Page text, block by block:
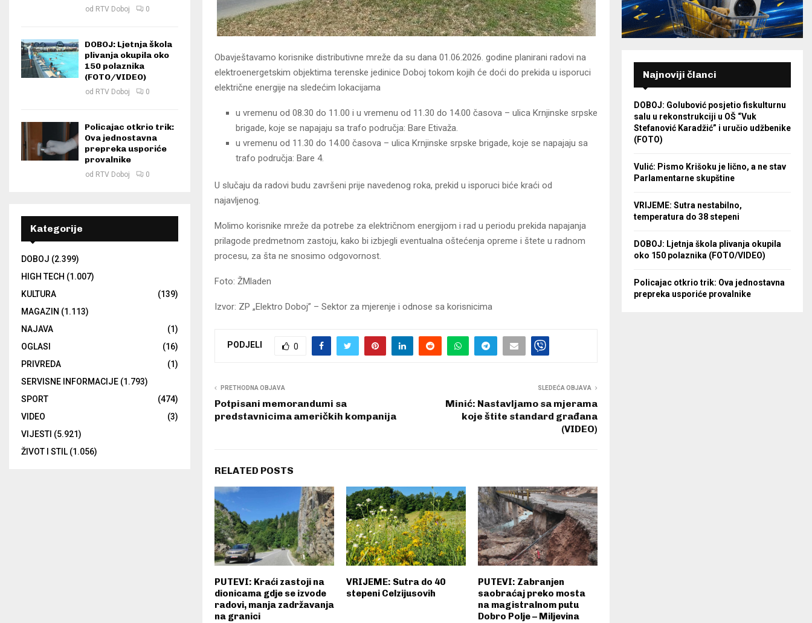
Obavještavamo korisnike distributivne mreže da su dana 01.06.2026. godine planirani radovi na
elektroenergetskim objektima terenske jedinice Doboj tokom kojih će doći do prekida u isporuci
električne energije na sledećim lokacijama
u vremenu od 08.30 do 11.00 i u vremenu od 11.30 do 14.00 časova – ulica Krnjinske srpske
brigade, koje se napajaju sa trafo područja: Bare Etivaža.
u vremenu od 11.30 do 14.00 časova – ulica Krnjinske srpske brigade, koje se napajaju sa
trafo područja: Bare 4.
U slučaju da radovi budu završeni prije navedenog roka, prekid u isporuci biće kraći od
najavljenog.
Molimo korisnike mreže da potrebe za električnom energijom i rad u periodu prekida napajanja
prilagode predmetnom zastoju, kako bi izbjegli eventualna oštećenja opreme i štete u radnom
procesu, za šta ne snosimo odgovornost.
Foto: ŽMladen
Izvor: ZP „Elektro Doboj” – Sektor za mjerenje i odnose sa korisnicima
PODJELI 0
PRETHODNA OBJAVA
Potpisani memorandumi sa
predstavnicima američkih kompanija
SLEDEĆA OBJAVA
Minić: Nastavljamo sa mjerama
koje štite standard građana
(VIDEO)
RELATED POSTS
PUTEVI: Kraći zastoji na
dionicama gdje se izvode
radovi, manja zadržavanja
na granici
VRIJEME: Sutra do 40
stepeni Celzijusovih
PUTEVI: Zabranjen
saobraćaj preko mosta
na magistralnom putu
Dobro Polje – Miljevina
od RTV Doboj 0
DOBOJ: Ljetnja škola
plivanja okupila oko
150 polaznika
(FOTO/VIDEO)
od RTV Doboj 0
Policajac otkrio trik:
Ova jednostavna
prepreka usporiće
provalnike
od RTV Doboj 0
Kategorije
DOBOJ (2.399)
HIGH TECH (1.007)
KULTURA
(139)
MAGAZIN (1.113)
NAJAVA
(1)
OGLASI
(16)
PRIVREDA
(1)
SERVISNE INFORMACIJE (1.793)
SPORT
(474)
VIDEO
(3)
VIJESTI (5.921)
ŽIVOT I STIL(1.056)
Najnoviji članci
DOBOJ: Golubović posjetio fiskulturnu
salu u rekonstrukciji u OŠ “Vuk
Stefanović Karadžić” i uručio udžbenike
(FOTO)
Vulić: Pismo Krišoku je lično, a ne stav
Parlamentarne skupštine
VRIJEME: Sutra nestabilno,
temperatura do 38 stepeni
DOBOJ: Ljetnja škola plivanja okupila
oko 150 polaznika (FOTO/VIDEO)
Policajac otkrio trik: Ova jednostavna
prepreka usporiće provalnike